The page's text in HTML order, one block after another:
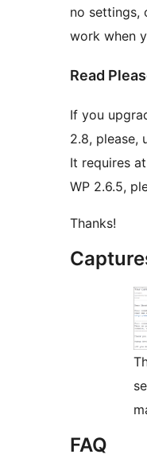
no settings,
work when
Read
If you
2.8, please,
It requires
WP 2.6.5,
Thanks!
FAQ